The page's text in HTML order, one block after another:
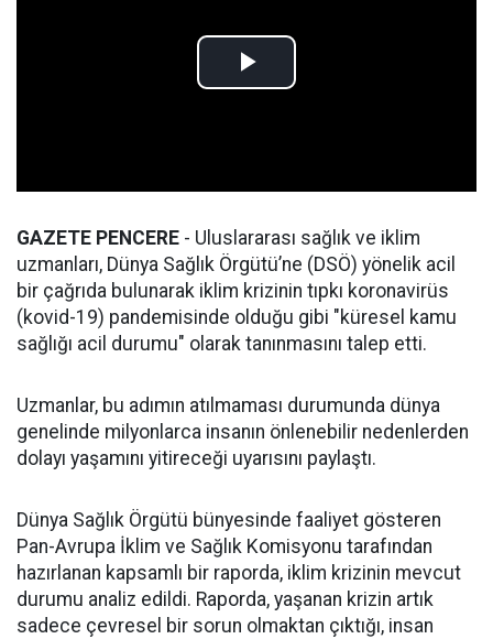
GAZETE PENCERE - Uluslararası sağlık ve iklim
uzmanları, Dünya Sağlık Örgütü’ne (DSÖ) yönelik acil
bir çağrıda bulunarak iklim krizinin tıpkı koronavirüs
(kovid-19) pandemisinde olduğu gibi "küresel kamu
sağlığı acil durumu" olarak tanınmasını talep etti.
Uzmanlar, bu adımın atılmaması durumunda dünya
genelinde milyonlarca insanın önlenebilir nedenlerden
dolayı yaşamını yitireceği uyarısını paylaştı.
Dünya Sağlık Örgütü bünyesinde faaliyet gösteren
Pan-Avrupa İklim ve Sağlık Komisyonu tarafından
hazırlanan kapsamlı bir raporda, iklim krizinin mevcut
durumu analiz edildi. Raporda, yaşanan krizin artık
sadece çevresel bir sorun olmaktan çıktığı, insan